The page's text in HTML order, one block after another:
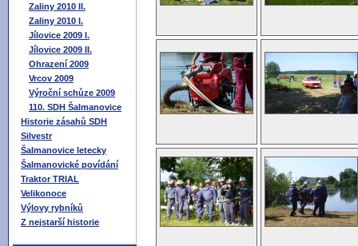
Zaliny 2010 II.
Zaliny 2010 I.
Jílovice 2009 I.
Jílovice 2009 II.
Ohrazení 2009
Vrcov 2009
Výroční schůze 2009
110. SDH Šalmanovice
Historie zásahů SDH
Silvestr
Šalmanovice letecky
Šalmanovické povídání
Traktor TRIAL
Velikonoce
Výlovy rybníků
Z nejstarší historie